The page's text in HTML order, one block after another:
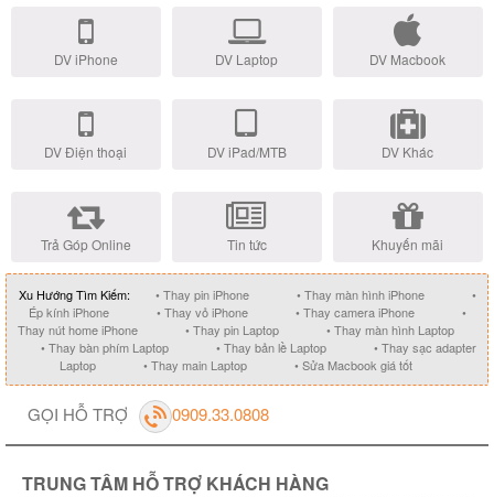
DV iPhone DV Laptop DV Macbook
DV Điện thoại DV iPad/MTB DV Khác
Trả Góp Online Tin tức Khuyến mãi
Xu Hướng Tìm Kiếm: • Thay pin iPhone • Thay màn hình iPhone
•
Ép kính iPhone
• Thay vỏ iPhone • Thay camera iPhone
•
Thay nút home iPhone
• Thay pin Laptop
• Thay màn hình Laptop
• Thay bàn phím Laptop
• Thay bản lề Laptop
• Thay sạc adapter
Laptop
• Thay main Laptop • Sửa Macbook giá tốt
GỌI HỖ TRỢ 0909.33.0808
TRUNG TÂM HỖ TRỢ KHÁCH HÀNG